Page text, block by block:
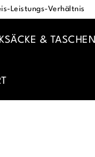
Leistungs-Verhältnis
& TASCHEN